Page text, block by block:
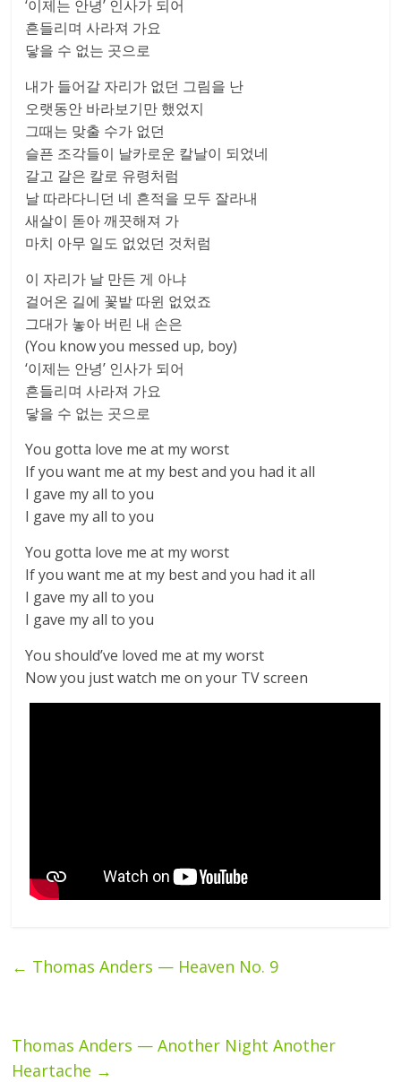
‘이제는 안녕’ 인사가 되어
흔들리며 사라져 가요
닿을 수 없는 곳으로
내가 들어갈 자리가 없던 그림을 난
오랫동안 바라보기만 했었지
그때는 맞출 수가 없던
슬픈 조각들이 날카로운 칼날이 되었네
갈고 갈은 칼로 유령처럼
날 따라다니던 네 흔적을 모두 잘라내
새살이 돋아 깨끗해져 가
마치 아무 일도 없었던 것처럼
이 자리가 날 만든 게 아냐
걸어온 길에 꽃밭 따윈 없었죠
그대가 놓아 버린 내 손은
(You know you messed up, boy)
‘이제는 안녕’ 인사가 되어
흔들리며 사라져 가요
닿을 수 없는 곳으로
You gotta love me at my worst
If you want me at my best and you had it all
I gave my all to you
I gave my all to you
You gotta love me at my worst
If you want me at my best and you had it all
I gave my all to you
I gave my all to you
You should’ve loved me at my worst
Now you just watch me on your TV screen
← Thomas Anders — Heaven No. 9
Thomas Anders — Another Night Another
Heartache →